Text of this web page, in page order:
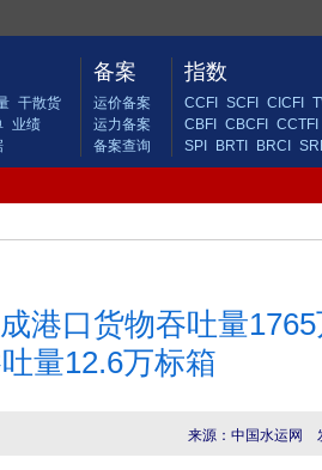
干散货
业绩
备案
运价备案
运力备案
备案查询
指数
CCFI SCFI CICFI
CBFI
CBCFI CCTFI
SPI
BRTI BRCI
港口货物吞吐量
量12.6万标箱
来源：中国水运网